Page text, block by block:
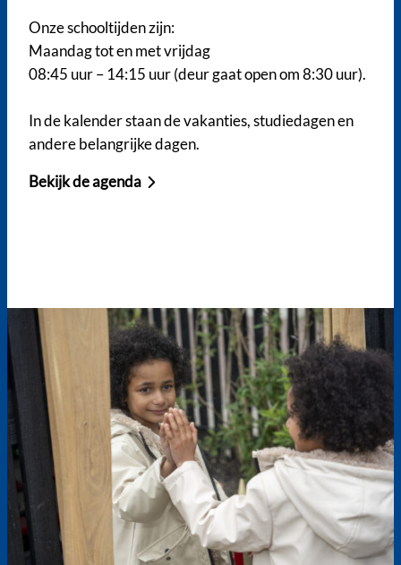
Onze schooltijden zijn:
Maandag tot en met vrijdag
08:45 uur – 14:15 uur (deur gaat open om 8:30 uur).
In de kalender staan de vakanties, studiedagen en
andere belangrijke dagen.
Bekijk de agenda